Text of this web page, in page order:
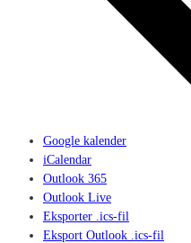
Google kalender
iCalendar
Outlook 365
Outlook Live
Eksporter .ics-fil
Eksport Outlook .ics-fil